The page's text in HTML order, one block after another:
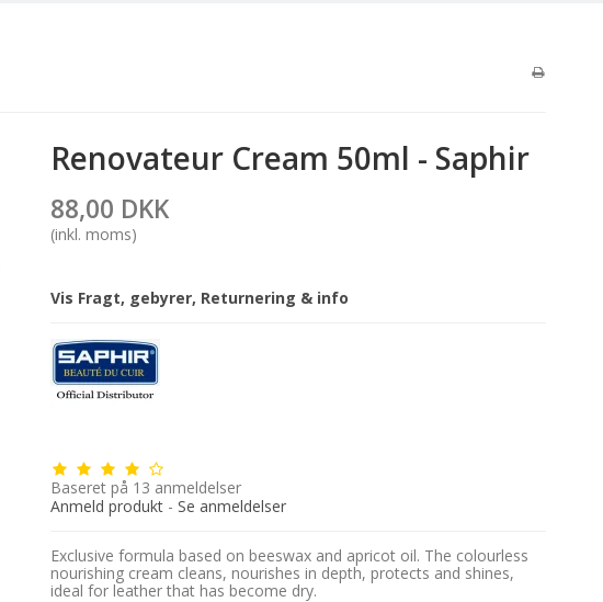
Renovateur Cream 50ml - Saphir
88,00 DKK
(inkl. moms)
Vis Fragt, gebyrer, Returnering & info
Baseret på 13 anmeldelser
Anmeld produkt- Se anmeldelser
Exclusive formula based on beeswax and apricot oil. The colourless
nourishing cream cleans, nourishes in depth, protects and shines,
ideal for leather that has become dry.